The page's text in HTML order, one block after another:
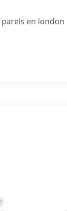
en london